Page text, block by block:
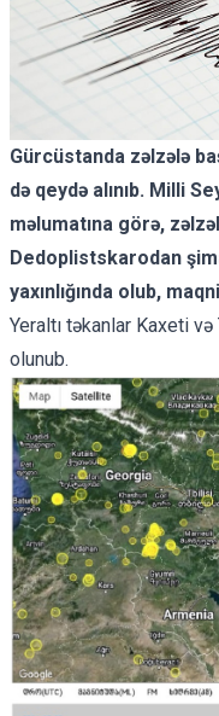
Gürcüstanda zəlzələ
də qeydə alınıb. Milli
məlumatına görə,
Dedoplistskarodan
yaxınlığında olub,
Yeraltı təkanlar Kaxeti
olunub.